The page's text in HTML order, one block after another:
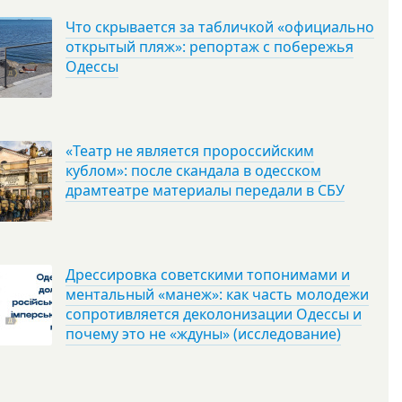
Что скрывается за табличкой «официально
открытый пляж»: репортаж с побережья
Одессы
«Театр не является пророссийским
кублом»: после скандала в одесском
драмтеатре материалы передали в СБУ
Дрессировка советскими топонимами и
ментальный «манеж»: как часть молодежи
сопротивляется деколонизации Одессы и
почему это не «ждуны» (исследование)